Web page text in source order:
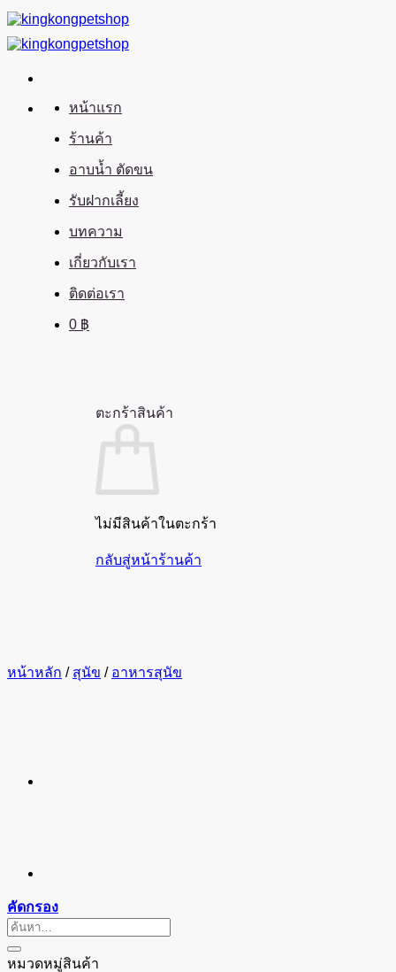
ข้าม
ไป
เนื้อหา
หน้าแรก
ร้านค้า
อาบน้ำ ตัดขน
รับฝากเลี้ยง
บทความ
เกี่ยวกับเรา
ติดต่อเรา
0 ฿
ตะกร้าสินค้า
ไม่มีสินค้าในตะกร้า
กลับสู่หน้าร้านค้า
หน้าหลัก / สุนัข / อาหารสุนัข
คัดกรอง
ค้นหา:
หมวดหมู่สินค้า